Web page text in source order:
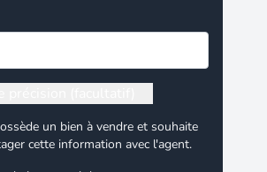
un bien à vendre et souhaite
cette information avec l'agent.